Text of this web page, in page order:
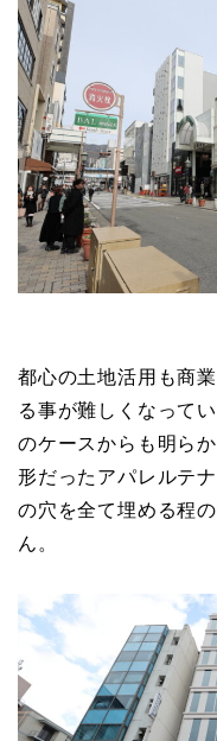
都心の土地活用も商
る事が難しくなって
のケースからも明ら
形だったアパレルテ
の穴を全て埋める程
ん。